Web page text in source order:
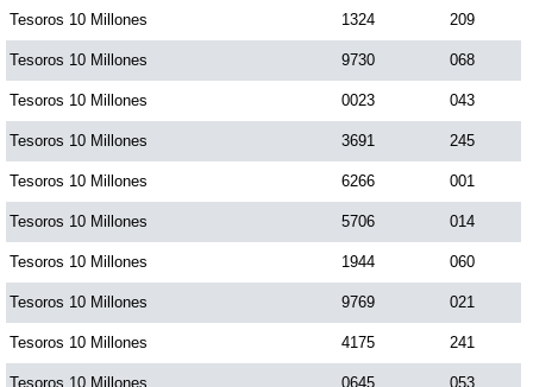
Tesoros 10 Millones 1324 209
Tesoros 10 Millones 9730 068
Tesoros 10 Millones 0023 043
Tesoros 10 Millones 3691 245
Tesoros 10 Millones 6266 001
Tesoros 10 Millones 5706 014
Tesoros 10 Millones 1944 060
Tesoros 10 Millones 9769 021
Tesoros 10 Millones 4175 241
Tesoros 10 Millones 0645 053